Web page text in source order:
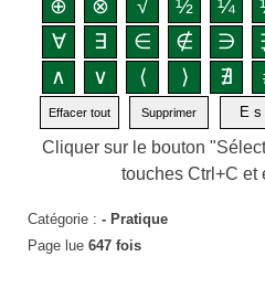
Cliquer sur le bouton
touches Ctrl+C et
Catégorie : - Pratique
Page lue 647 fois